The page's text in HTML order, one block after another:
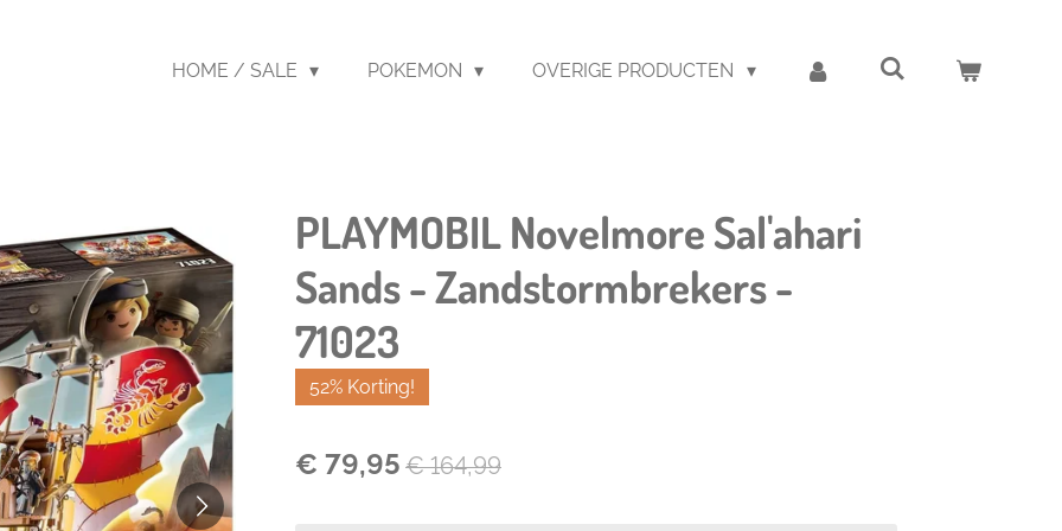
HOME / SALE POKEMON OVERIGE PRODUCTEN
PLAYMOBIL Novelmore Sal'ahari
Sands - Zandstormbrekers -
71023
52% Korting!
€ 79,95 € 164,99